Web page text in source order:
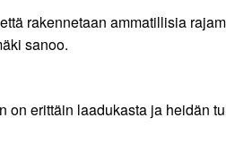
rakennetaan ammatillisia
sanoo.
erittäin laadukasta ja heidän